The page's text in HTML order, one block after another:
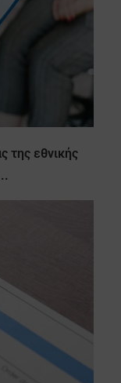
εθνικής